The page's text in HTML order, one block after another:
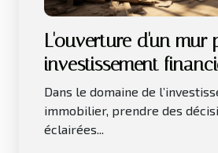
L'ouverture d'un mur
investissement
pour votre bien
Dans le domaine de
immobilier, prendre des
éclairées...